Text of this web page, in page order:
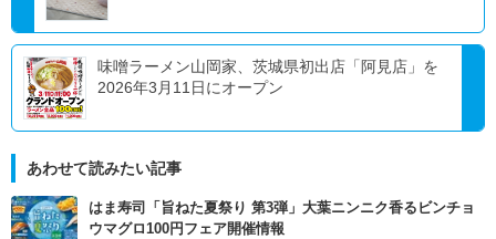
味噌ラーメン山岡家、茨城県初出店「阿見店」を
2026年3月11日にオープン
あわせて読みたい記事
はま寿司「旨ねた夏祭り 第3弾」大葉ニンニク香るビンチョ
ウマグロ100円フェア開催情報